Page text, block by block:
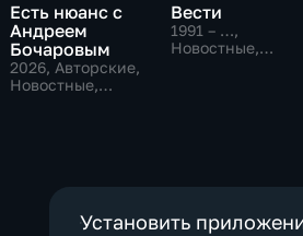
Есть нюанс с
Андреем
Бочаровым
2026, Авторские,
Новостные,
Вести
1991 – …,
Новостные,
Установить